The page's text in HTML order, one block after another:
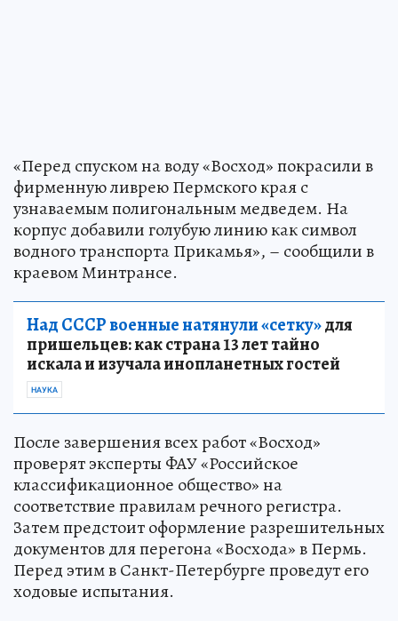
«Перед спуском на воду «Восход» покрасили в
фирменную ливрею Пермского края с
узнаваемым полигональным медведем. На
корпус добавили голубую линию как символ
водного транспорта Прикамья», – сообщили в
краевом Минтрансе.
Над СССР военные натянули «сетку»для
пришельцев: как страна 13 лет тайно
искала и изучала инопланетных гостей
НАУКА
После завершения всех работ «Восход»
проверят эксперты ФАУ «Российское
классификационное общество» на
соответствие правилам речного регистра.
Затем предстоит оформление разрешительных
документов для перегона «Восхода» в Пермь.
Перед этим в Санкт-Петербурге проведут его
ходовые испытания.